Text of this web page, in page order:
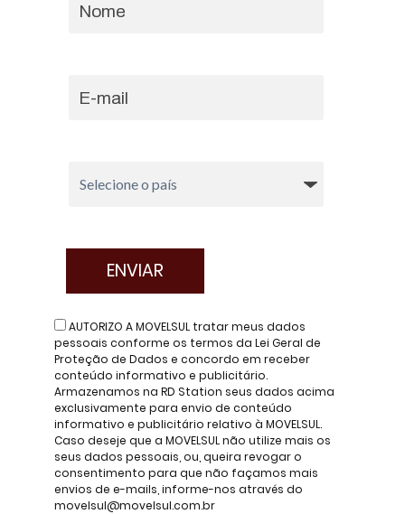
AUTORIZO A MOVELSUL tratar meus dados
pessoais conforme os termos da Lei Geral de
Proteção de Dados e concordo em receber
conteúdo informativo e publicitário.
Armazenamos na RD Station seus dados acima
exclusivamente para envio de conteúdo
informativo e publicitário relativo à MOVELSUL.
Caso deseje que a MOVELSUL não utilize mais os
seus dados pessoais, ou, queira revogar o
consentimento para que não façamos mais
envios de e-mails, informe-nos através do
movelsul@movelsul.com.br